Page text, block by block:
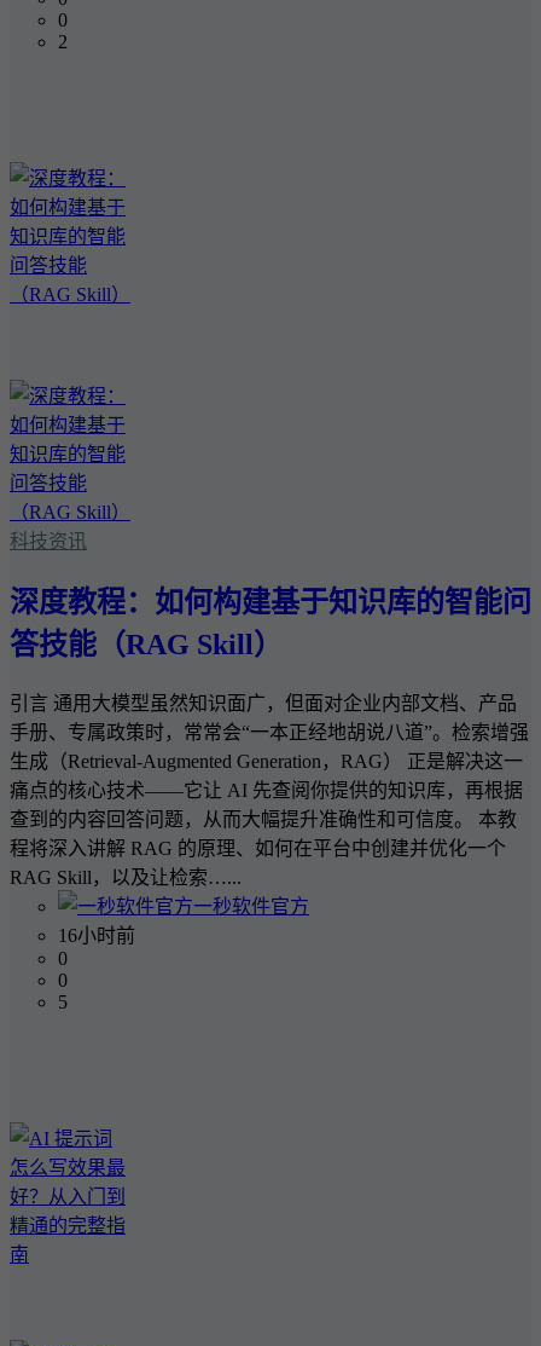
0
2
科技资讯
深度教程：如何构建基于知识库的智能问
答技能（RAG Skill）
引言 通用大模型虽然知识面广，但面对企业内部文档、产品
手册、专属政策时，常常会“一本正经地胡说八道”。检索增强
生成（Retrieval-Augmented Generation，RAG） 正是解决这一
痛点的核心技术——它让 AI 先查阅你提供的知识库，再根据
查到的内容回答问题，从而大幅提升准确性和可信度。 本教
程将深入讲解 RAG 的原理、如何在平台中创建并优化一个
RAG Skill，以及让检索…...
一秒软件官方
16小时前
0
0
5